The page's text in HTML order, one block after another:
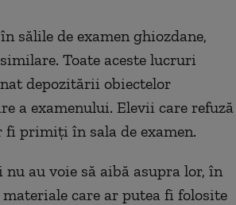
sălile de examen ghiozdane,
Toate aceste lucruri
depozitării obiectelor
a examenului. Elevii care refuză
fi primiți în sala de examen.
au voie să aibă asupra lor, în
care ar putea fi folosite